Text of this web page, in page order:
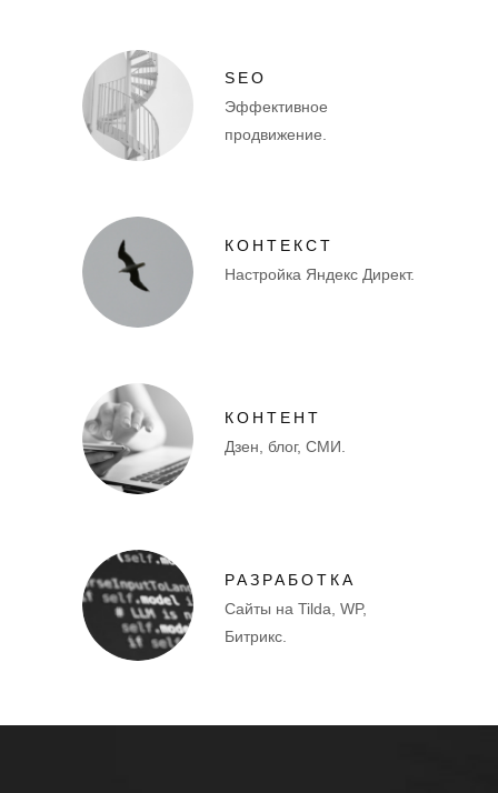
Эффективное
продвижение.
SEO
Настройка Яндекс Директ.
Дзен, блог, СМИ.
Сайты на Tilda, WP,
Битрикс.
КОНТЕКСТ
РАЗРАБОТКА
КОНТЕНТ